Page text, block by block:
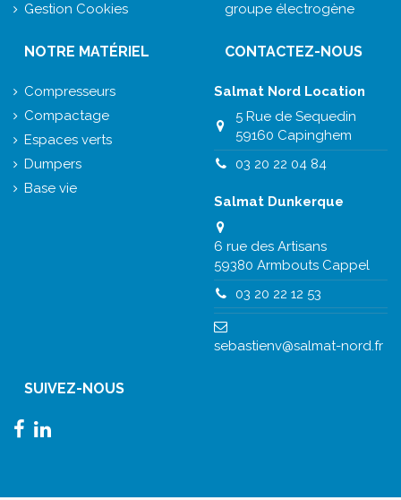
Gestion Cookies
groupe électrogène
NOTRE MATÉRIEL
Compresseurs
Compactage
Espaces verts
Dumpers
Base vie
CONTACTEZ-NOUS
Salmat Nord Location
5 Rue de Sequedin
59160 Capinghem
03 20 22 04 84
Salmat Dunkerque
6 rue des Artisans
59380 Armbouts Cappel
03 20 22 12 53
sebastienv@salmat-nord.fr
SUIVEZ-NOUS